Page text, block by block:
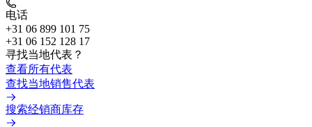
电话
+31 06 899 101 75
+31 06 152 128 17
寻找当地代表？
查看所有代表
查找当地销售代表
搜索经销商库存